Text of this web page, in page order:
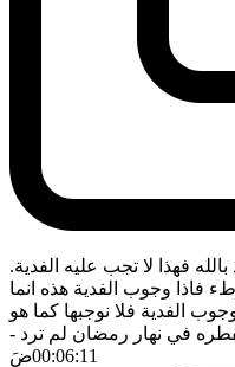
فهذا لا تجب عليه الفدية.
فاذا وجوب الفدية هذه انما
الفدية فلا نوجبها كما هو
في نهار رمضان لم ترد -
00:06:11ضَ